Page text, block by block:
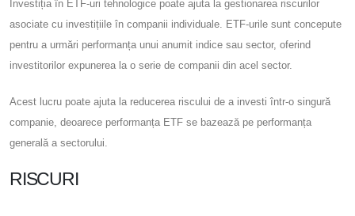
Investiția în ETF-uri tehnologice poate ajuta la gestionarea riscurilor
asociate cu investițiile în companii individuale. ETF-urile sunt concepute
pentru a urmări performanța unui anumit indice sau sector, oferind
investitorilor expunerea la o serie de companii din acel sector.
Acest lucru poate ajuta la reducerea riscului de a investi într-o singură
companie, deoarece performanța ETF se bazează pe performanța
generală a sectorului.
RISCURI